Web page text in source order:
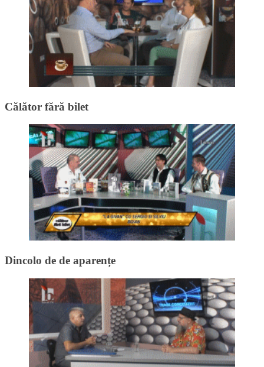
Călător fără bilet
Dincolo de de aparențe